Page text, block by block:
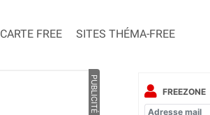
CARTE FREE SITES THÉMA-FREE
PUBLICITÉ
FREEZONE